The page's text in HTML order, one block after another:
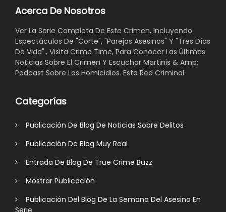
Acerca De Nosotros
Ver La Serie Completa De Este Crimen, Incluyendo
Espectáculos De "Corte", "Parejas Asesinos" Y "Tres Días
De Vida"., Visita Crime Time, Para Conocer Las Últimas
Noticias Sobre El Crimen Y Escuchar Martinis & Amp;
Podcast Sobre Los Homicidios. Esta Red Criminal.
Categorías
Publicación De Blog De Noticias Sobre Delitos
Publicación De Blog Muy Real
Entrada De Blog De True Crime Buzz
Mostrar Publicación
Publicación Del Blog De La Semana Del Asesino En
Serie